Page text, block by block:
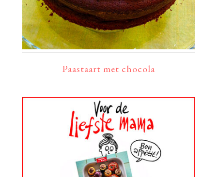
Paastaart met chocola